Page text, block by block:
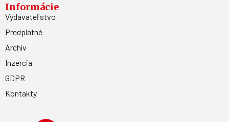
Informácie
Vydavateľstvo
Predplatné
Archív
Inzercia
GDPR
Kontakty